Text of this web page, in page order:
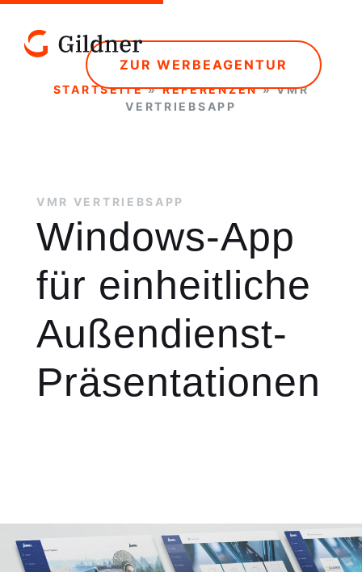
ZUR WERBEAGENTUR
STARTSEITE»REFERENZEN»VMR
VERTRIEBSAPP
VMR VERTRIEBSAPP
Windows-App
für einheitliche
Außendienst-
Präsentationen